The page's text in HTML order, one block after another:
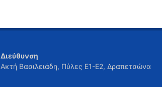
Διεύθυνση
Ακτή Βασιλειάδη, Πύλες Ε1-Ε2, Δραπετσώνα